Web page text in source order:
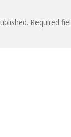
Required